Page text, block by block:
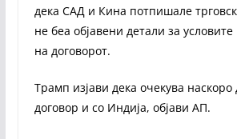
дека САД и Кина потпишале
не беа објавени детали за
на договорот.
Трамп изјави дека очекува наскоро
договор и со Индија, објави АП.